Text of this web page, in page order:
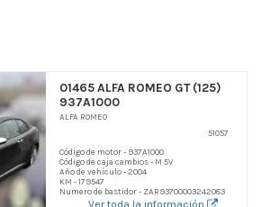
01465 ALFA ROMEO GT (125)
937A1000
ALFA ROMEO
51057
Código de motor - 937A1000
Código de caja cambios - M 5V
Año de vehículo - 2004
KM - 179547
Numero de bastidor - ZAR93700003242083
Ver toda la información